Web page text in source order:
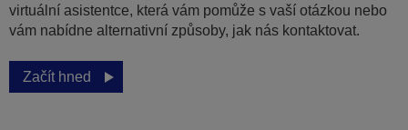
virtuální asistentce, která vám pomůže s vaší otázkou nebo
vám nabídne alternativní způsoby, jak nás kontaktovat.
Začít hned